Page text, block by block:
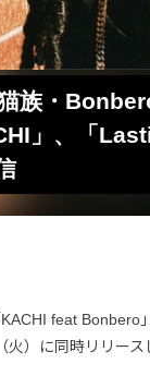
族・
」、「
feat Bonbero
）に同時リリース